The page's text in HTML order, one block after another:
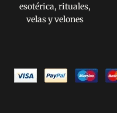
esotérica, rituales,
velas y velones